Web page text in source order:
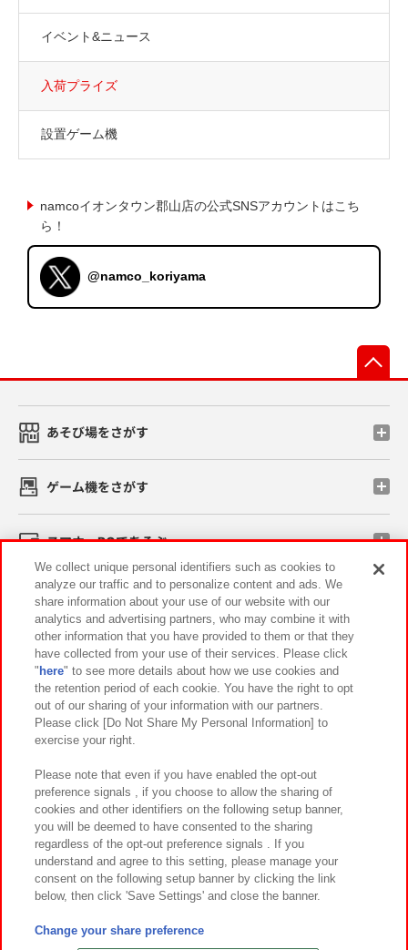
イベント&ニュース
入荷プライズ
設置ゲーム機
namcoイオンタウン郡山店の公式SNSアカウントはこち
ら！
@namco_koriyama
あそび場をさがす
ゲーム機をさがす
スマホ・PCであそぶ
イベント・キャンペーン
関連会社 サステナビリティ サイトポリシー
プライバシーポリシー ウェブアクセシビリティ方針と検証結果
お取引先さまとともに
カスタマーハラスメント対応方針 よくあるご質問・お問い合わせ
©Bandai Namco Amusement Inc.
©Bandai Namco Amusement Lab Inc.
We collect unique personal identifiers such as cookies to
analyze our traffic and to personalize content and ads. We
share information about your use of our website with our
analytics and advertising partners, who may combine it with
other information that you have provided to them or that they
have collected from your use of their services. Please click
" here" to see more details about how we use cookies and
the retention period of each cookie. You have the right to opt
out of our sharing of your information with our partners.
Please click [Do Not Share My Personal Information] to
exercise your right.
Please note that even if you have enabled the opt-out
preference signals , if you choose to allow the sharing of
cookies and other identifiers on the following setup banner,
you will be deemed to have consented to the sharing
regardless of the opt-out preference signals . If you
understand and agree to this setting, please manage your
consent on the following setup banner by clicking the link
below, then click 'Save Settings' and close the banner.
Change your share preference